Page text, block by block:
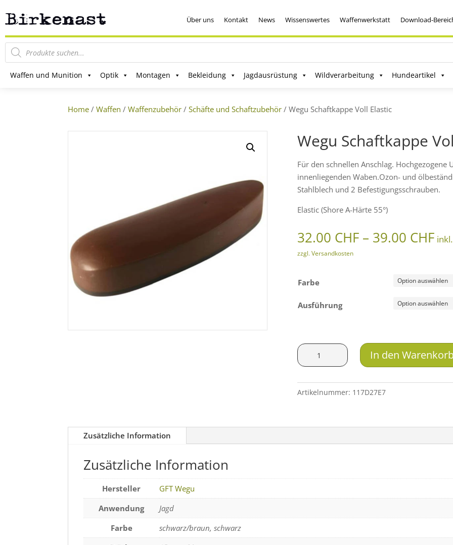
Über uns Kontakt News Wissenswertes Waffenwerkstatt Download-
Products
search
Waffen und Munition Optik Montagen Bekleidung Jagdausrüstung Wildverarbeitung Hundeartikel
Home /Waffen /Waffenzubehör /Schäfte und Schaftzubehör / Wegu Schaftkappe Voll Elastic
Wegu Schaftkappe
Für den schnellen Anschlag. Hochgezogene
innenliegenden Waben.Ozon- und
Stahlblech und 2 Befestigungsschrauben.
Elastic (Shore A-Härte 55°)
32.00 CHF – 39.00 CHF
zzgl. Versandkosten
Farbe
Ausführung
Wegu
Schaftkappe
Elastic
In den Warenkorb
Artikelnummer: 117D27E7
Zusätzliche Information
Zusätzliche Information
Hersteller
GFT Wegu
Anwendung
Jagd
Farbe
schwarz/braun, schwarz